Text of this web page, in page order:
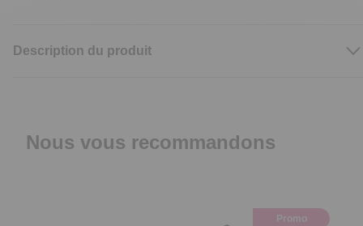
Description du produit
Nous vous recommandons
Promo